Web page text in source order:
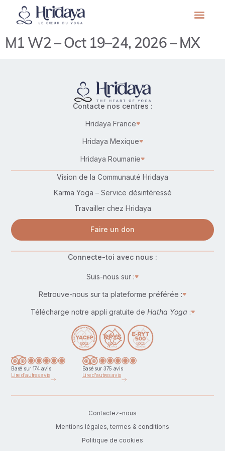
M1 W2 – Oct 19–24, 2026 – MX
Contacte nos centres :
Hridaya France
Hridaya Mexique
Hridaya Roumanie
Vision de la Communauté Hridaya
Karma Yoga – Service désintéressé
Travailler chez Hridaya
Faire un don
Connecte-toi avec nous :
Suis-nous sur :
Retrouve-nous sur ta plateforme préférée :
Télécharge notre appli gratuite de Hatha Yoga :
Basé sur 174 avis
Lire d'autres avis
Basé sur 375 avis
Lire d'autres avis
Contactez-nous
Mentions légales, termes & conditions
Politique de cookies